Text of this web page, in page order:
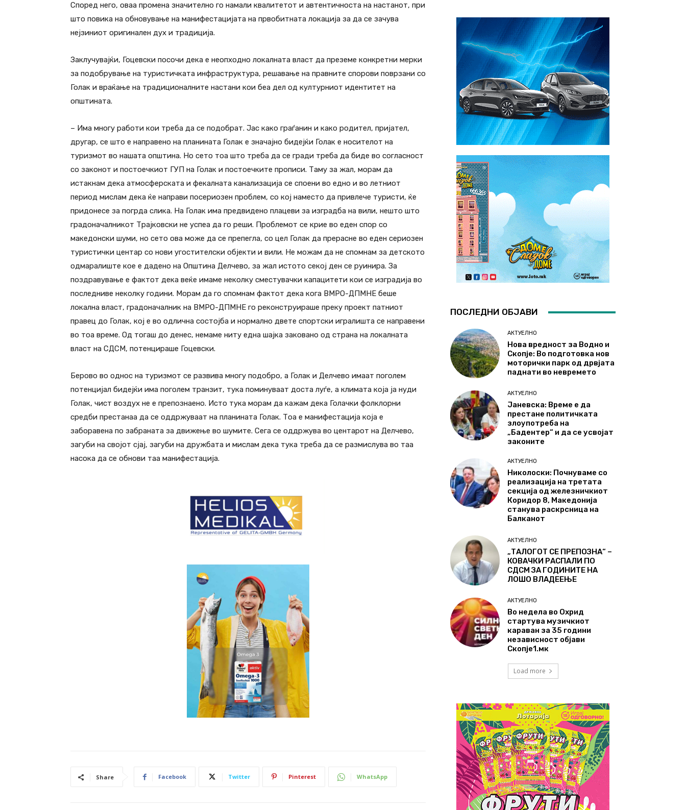
Според него, оваа промена значително го намали квалитетот и автентичноста на настанот, при
што повика на обновување на манифестацијата на првобитната локација за да се зачува
нејзиниот оригинален дух и традиција.
Заклучувајќи, Гоцевски посочи дека е неопходно локалната власт да преземе конкретни мерки
за подобрување на туристичката инфраструктура, решавање на правните спорови поврзани со
Голак и враќање на традиционалните настани кои беа дел од културниот идентитет на
општината.
– Има многу работи кои треба да се подобрат. Јас како граѓанин и како родител, пријател,
другар, се што е направено на планината Голак е значајно бидејќи Голак е носителот на
туризмот во нашата општина. Но сето тоа што треба да се гради треба да биде во согласност
со законот и постоечкиот ГУП на Голак и постоечките прописи. Таму за жал, морам да
истакнам дека атмосферската и фекалната канализација се споени во едно и во летниот
период мислам дека ќе направи посериозен проблем, со кој наместо да привлече туристи, ќе
придонесе за погрда слика. На Голак има предвидено плацеви за изградба на вили, нешто што
градоначалникот Трајковски не успеа да го реши. Проблемот се крие во еден спор со
македонски шуми, но сето ова може да се препегла, со цел Голак да прерасне во еден сериозен
туристички центар со нови угостителски објекти и вили. Не можам да не спомнам за детското
одмаралиште кое е дадено на Општина Делчево, за жал истото секој ден се руинира. За
поздравување е фактот дека веќе имаме неколку сместувачки капацитети кои се изградија во
последниве неколку години. Морам да го спомнам фактот дека кога ВМРО-ДПМНЕ беше
локална власт, градоначалник на ВМРО-ДПМНЕ го реконструираше преку проект патниот
правец до Голак, кој е во одлична состојба и нормално двете спортски игралишта се направени
во тоа време. Од тогаш до денес, немаме ниту една шајка заковано од страна на локалната
власт на СДСМ, потенцираше Гоцевски.
Берово во однос на туризмот се развива многу подобро, а Голак и Делчево имаат поголем
потенцијал бидејќи има поголем транзит, тука поминуваат доста луѓе, а климата која ја нуди
Голак, чист воздух не е препознаено. Исто тука морам да кажам дека Голачки фолклорни
средби престанаа да се оддржуваат на планината Голак. Тоа е манифестација која е
заборавена по забраната за движење во шумите. Сега се оддржува во центарот на Делчево,
загуби на својот сјај, загуби на дружбата и мислам дека тука треба да се размислува во таа
насока да се обнови таа манифестација.
Share Facebook Twitter Pinterest WhatsApp
ПОСЛЕДНИ ОБЈАВИ
АКТУЕЛНО
Нова вредност за Водно и
Скопје: Во подготовка нов
моторички парк од дрвјата
паднати во невремето
АКТУЕЛНО
Јаневска: Време е да
престане политичката
злоупотреба на
„Бадентер“ и да се усвојат
законите
АКТУЕЛНО
Николоски: Почнуваме со
реализација на третата
секција од железничкиот
Коридор 8, Македонија
станува раскрсница на
Балканот
АКТУЕЛНО
„ТАЛОГОТ СЕ ПРЕПОЗНА“ –
КОВАЧКИ РАСПАЛИ ПО
СДСМ ЗА ГОДИНИТЕ НА
ЛОШО ВЛАДЕЕЊЕ
АКТУЕЛНО
Во недела во Охрид
стартува музичкиот
караван за 35 години
независност објави
Скопје1.мк
Load more